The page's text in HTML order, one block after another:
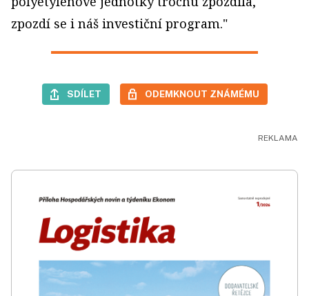
zpozdí se i náš investiční program."
SDÍLET ODEMKNOUT ZNÁMÉMU